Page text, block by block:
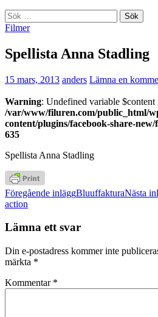
Sök
efter:
Filmer
Spellista Anna Stadling
15 mars, 2013 anders Lämna en
Warning: Undefined variable $content
/var/www/filuren.com/public_html/
content/plugins/facebook-share-
635
Spellista Anna Stadling
Inläggsnavigering
Föregående inläggBluuffakturaNästa
action
Lämna ett svar
Din e-postadress kommer inte
märkta *
Kommentar *